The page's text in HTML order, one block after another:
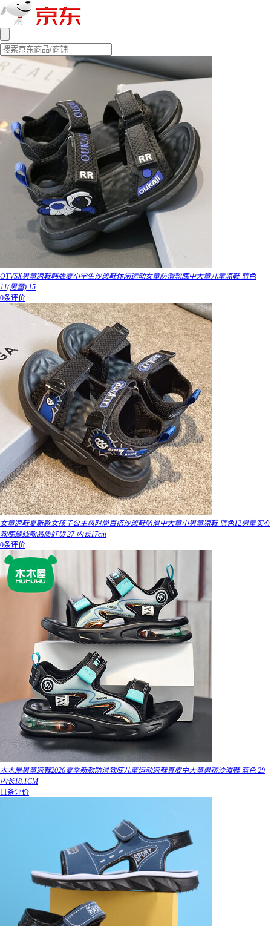
OTVSX男童凉鞋韩版夏小学生沙滩鞋休闲运动女童防滑软底中大童儿童凉鞋 蓝色
11(男童) 15
0条评价
女童凉鞋夏新款女孩子公主风时尚百搭沙滩鞋防滑中大童小男童凉鞋 蓝色12男童实心
软底缝线款品质好货 27 内长17cm
0条评价
木木屋男童凉鞋2026夏季新款防滑软底儿童运动凉鞋真皮中大童男孩沙滩鞋 蓝色 29
内长18.1CM
11条评价